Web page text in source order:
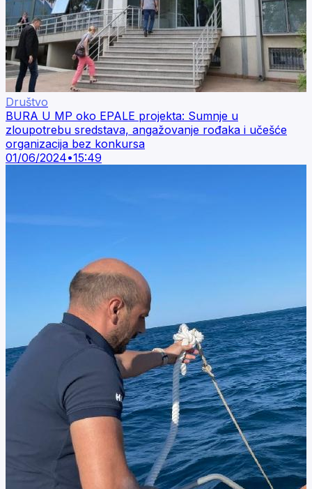
Društvo
BURA U MP oko EPALE projekta: Sumnje u
zloupotrebu sredstava, angažovanje rođaka i učešće
organizacija bez konkursa
01/06/2024•15:49